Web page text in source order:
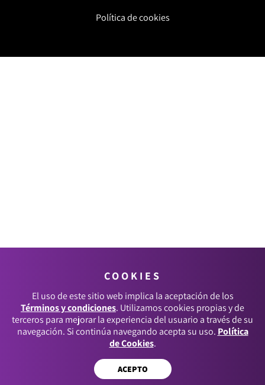
Política de cookies
COOKIES
El uso de este sitio web implica la aceptación de los
Términos y condiciones. Utilizamos cookies propias y de
terceros para mejorar la experiencia del usuario a través de su
navegación. Si continúa navegando acepta su uso. Política
de Cookies.
ACEPTO